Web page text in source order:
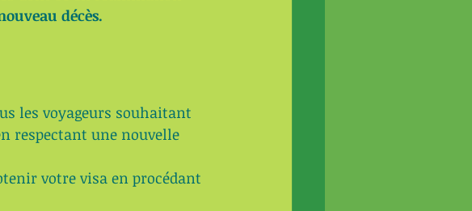
décès.
les voyageurs souhaitant
respectant une nouvelle
votre visa en procédant